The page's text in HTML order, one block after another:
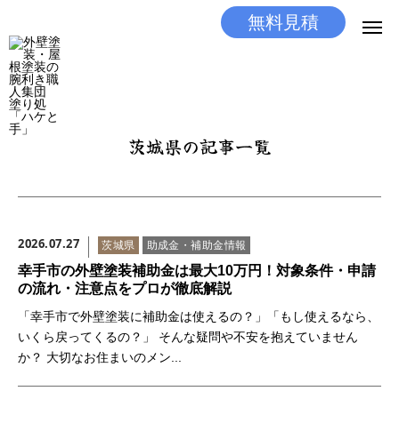
無料見積
茨城県の記事一覧
2026.07.27 茨城県 助成金・補助金情報
幸手市の外壁塗装補助金は最大10万円！対象条件・申請
の流れ・注意点をプロが徹底解説
「幸手市で外壁塗装に補助金は使えるの？」「もし使えるなら、
いくら戻ってくるの？」 そんな疑問や不安を抱えていません
か？ 大切なお住まいのメン...
施工実績
ココだけの話
店舗